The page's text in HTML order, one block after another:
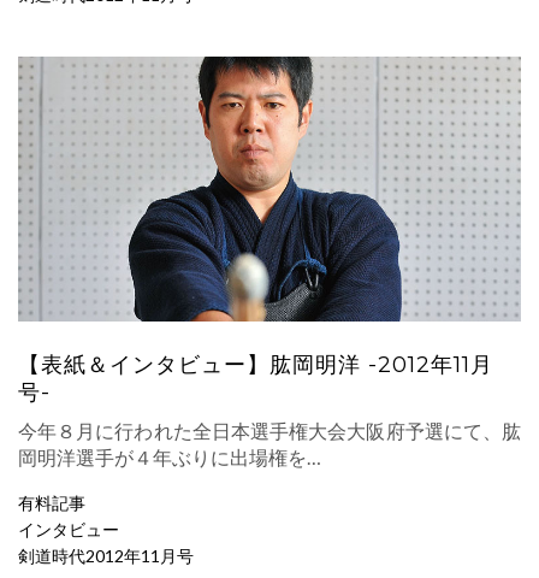
【表紙＆インタビュー】肱岡明洋 -2012年11月
号-
今年８月に行われた全日本選手権大会大阪府予選にて、肱
岡明洋選手が４年ぶりに出場権を…
有料記事
インタビュー
剣道時代2012年11月号